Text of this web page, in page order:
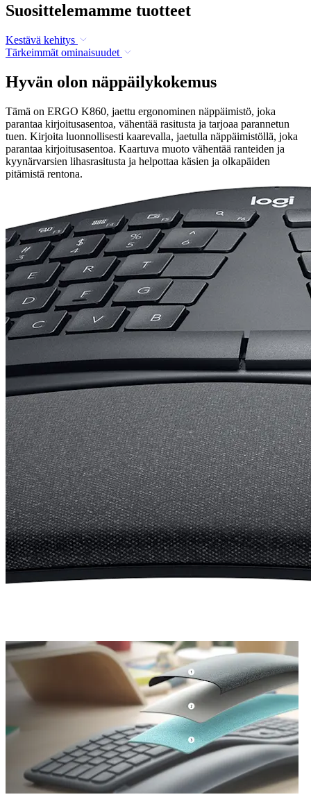
Suosittelemamme tuotteet
Kestävä kehitys
Tärkeimmät ominaisuudet
Hyvän olon näppäilykokemus
Tämä on ERGO K860, jaettu ergonominen näppäimistö, joka
parantaa kirjoitusasentoa, vähentää rasitusta ja tarjoaa parannetun
tuen. Kirjoita luonnollisesti kaarevalla, jaetulla näppäimistöllä, joka
parantaa kirjoitusasentoa. Kaartuva muoto vähentää ranteiden ja
kyynärvarsien lihasrasitusta ja helpottaa käsien ja olkapäiden
pitämistä rentona.